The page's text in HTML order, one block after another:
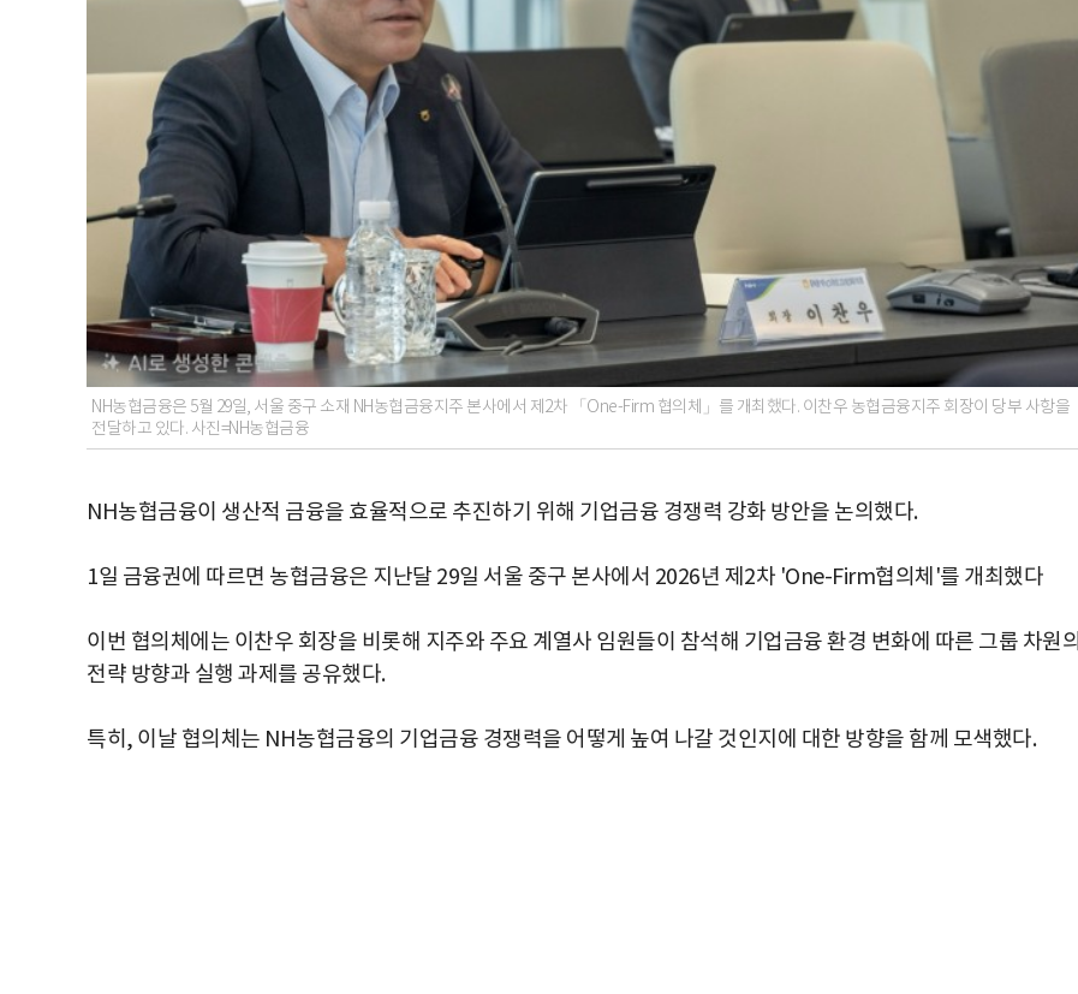
NH농협금융은 5월 29일, 서울 중구 소재 NH농협금융지주 본사에서 제2차 「One-Firm 협의체」를 개최했다. 이찬우 농협금융지주 회장이 당부 사항을
전달하고 있다. 사진=NH농협금융
NH농협금융이 생산적 금융을 효율적으로 추진하기 위해 기업금융 경쟁력 강화 방안을 논의했다.
1일 금융권에 따르면 농협금융은 지난달 29일 서울 중구 본사에서 2026년 제2차 'One-Firm협의체'를 개최했다
이번 협의체에는 이찬우 회장을 비롯해 지주와 주요 계열사 임원들이 참석해 기업금융 환경 변화에 따른 그룹 차원의
전략 방향과 실행 과제를 공유했다.
특히, 이날 협의체는 NH농협금융의 기업금융 경쟁력을 어떻게 높여 나갈 것인지에 대한 방향을 함께 모색했다.